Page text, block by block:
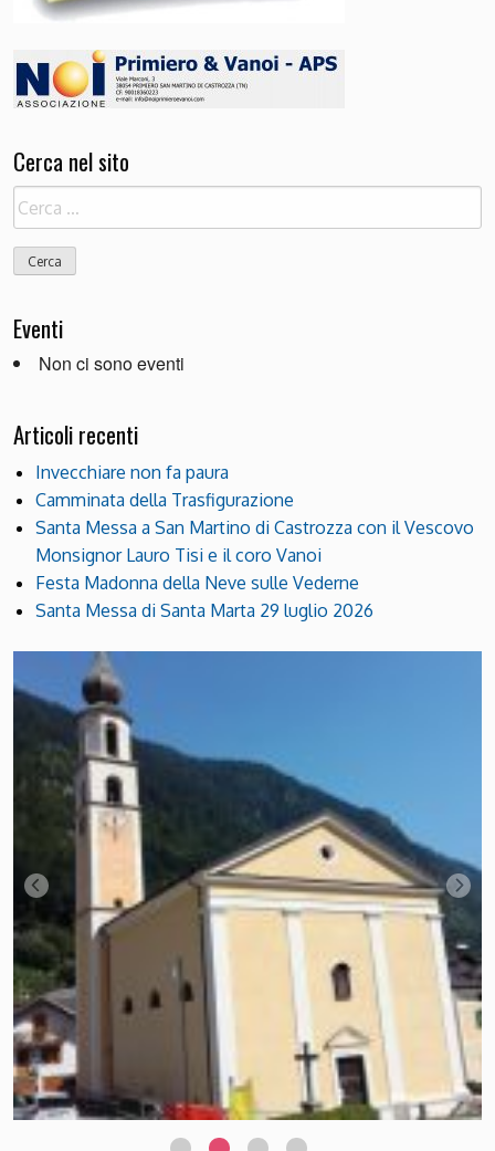
Cerca nel sito
Ricerca
per:
Eventi
Non ci sono eventi
Articoli recenti
Invecchiare non fa paura
Camminata della Trasfigurazione
Santa Messa a San Martino di Castrozza con il Vescovo
Monsignor Lauro Tisi e il coro Vanoi
Festa Madonna della Neve sulle Vederne
Santa Messa di Santa Marta 29 luglio 2026